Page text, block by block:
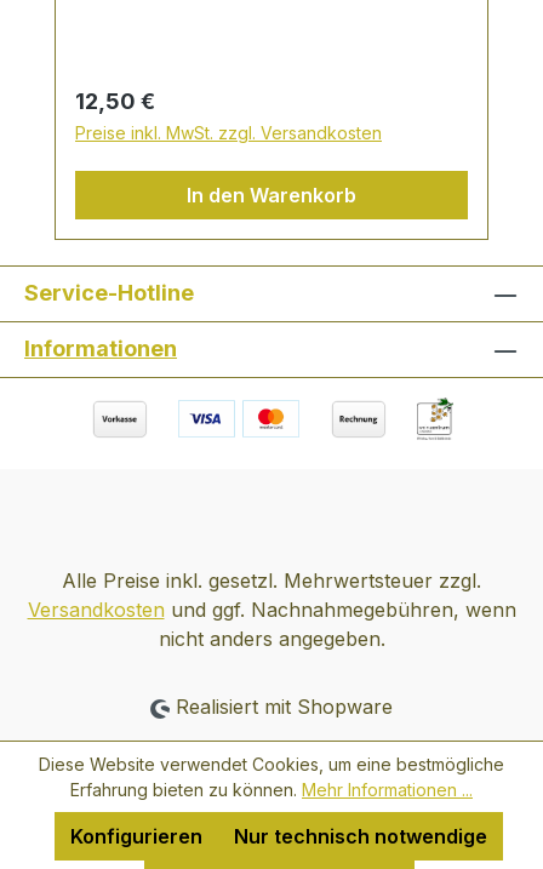
Anbaus wurde bruchlos vin den heutigen
Betreibern Michael Moosbrugger und Willi
Bründlmayer übernommen und
vervollkommnet. Mit größter Behutsamkeit
und Respekt vor dem Charakter jeder
Lage werden zutiefst authentische Weine
erzeugt. VERKOSTUNGSNOTIZ Domaene
Gobelsburg Grüner Veltliner: der
klassische Grüne Veltliner des
Donauraumes leicht, trocken mit einem
angenehmen Pfefferl - das ist reine
Trinkfreude Auszeichnungen: Wine &
Spirits magazine: "Top 100 Winery of the
Regulärer Preis:
12,50 €
Preise inkl. MwSt. zzgl. Versandkosten
In den Warenkorb
Service-Hotline
Informationen
Alle Preise inkl. gesetzl. Mehrwertsteuer zzgl.
Versandkostenund ggf. Nachnahmegebühren, wenn
nicht anders angegeben.
Realisiert mit Shopware
Diese Website verwendet Cookies, um eine bestmögliche
Erfahrung bieten zu können. Mehr Informationen ...
Nur technisch notwendige
Konfigurieren